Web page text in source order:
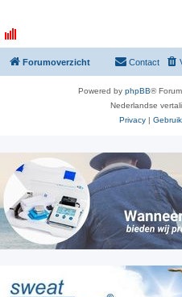
Forumoverzicht Contact
Powered by phpBB®
Nederlandse
Privacy |